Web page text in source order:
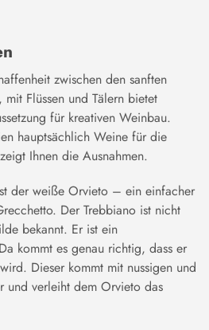
zwischen den sanften
Flüssen und Tälern bietet
für kreativen Weinbau.
hauptsächlich Weine für die
Ihnen die Ausnahmen.
der weiße Orvieto – ein einfacher
Der Trebbiano ist nicht
bekannt. Er ist ein
kommt es genau richtig, dass er
Dieser kommt mit nussigen und
und verleiht dem Orvieto das